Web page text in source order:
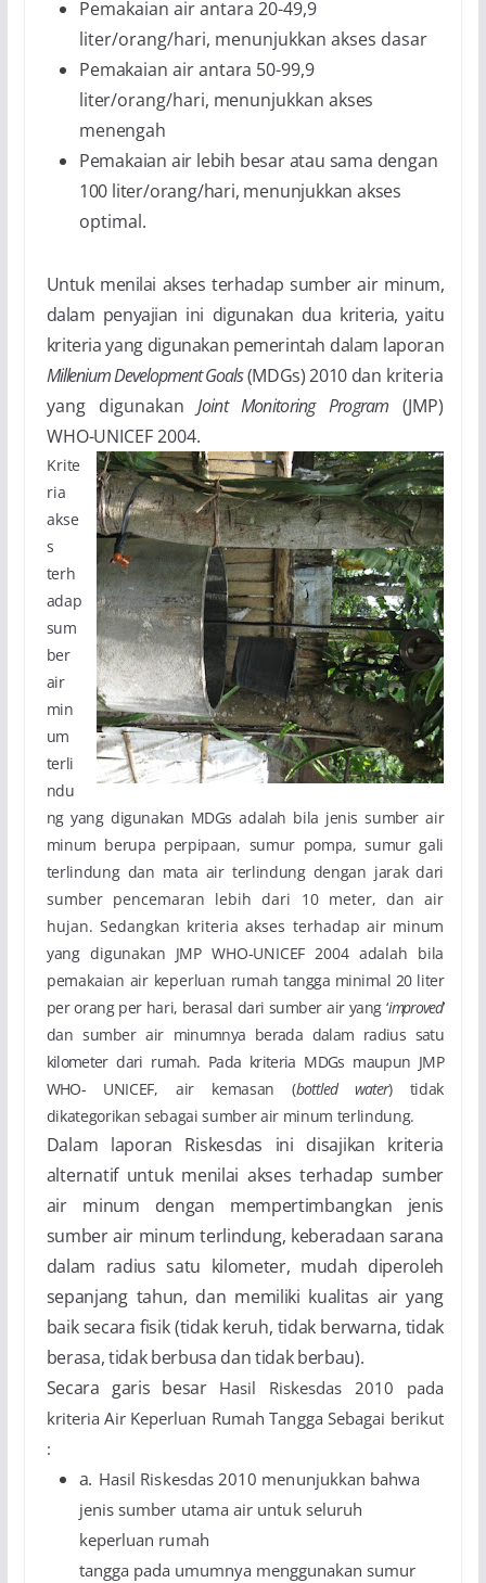
Pemakaian air antara 20-49,9
liter/orang/hari, menunjukkan akses dasar
Pemakaian air antara 50-99,9
liter/orang/hari, menunjukkan akses
menengah
Pemakaian air lebih besar atau sama dengan
100 liter/orang/hari, menunjukkan akses
optimal.
Untuk menilai akses terhadap sumber air minum,
dalam penyajian ini digunakan dua kriteria, yaitu
kriteria yang digunakan pemerintah dalam laporan
Millenium Development Goals(MDGs) 2010 dan kriteria
yang digunakanJoint Monitoring Program (JMP)
WHO-UNICEF 2004.
Krite
ria
akse
s
terh
adap
sum
ber
air
min
um
terli
ndu
ng yang digunakan MDGs adalah bila jenis sumber air
minum berupa perpipaan, sumur pompa, sumur gali
terlindung dan mata air terlindung dengan jarak dari
sumber pencemaran lebih dari 10 meter, dan air
hujan. Sedangkan kriteria akses terhadap air minum
yang digunakan JMP WHO-UNICEF 2004 adalah bila
pemakaian air keperluan rumahtangga minimal 20 liter
per orang per hari, berasal dari sumber air yang ‘improved’
dan sumber air minumnya berada dalam radius satu
kilometer dari rumah. Pada kriteria MDGs maupun JMP
WHO- UNICEF, air kemasan (bottled water) tidak
dikategorikan sebagai sumber air minum terlindung.
Dalam laporan Riskesdas ini disajikan kriteria
alternatif untuk menilai akses terhadap sumber
air minum dengan mempertimbangkan jenis
sumber air minum terlindung, keberadaan sarana
dalam radius satu kilometer, mudah diperoleh
sepanjang tahun, dan memiliki kualitas air yang
baik secara fisik (tidak keruh, tidak berwarna, tidak
berasa, tidak berbusa dan tidak berbau).
Secara garis besar Hasil Riskesdas 2010 pada
kriteria Air Keperluan Rumah Tangga Sebagai berikut
:
a. Hasil Riskesdas 2010 menunjukkan bahwa
jenis sumber utama air untuk seluruh
keperluan rumah
tangga pada umumnya menggunakan sumur